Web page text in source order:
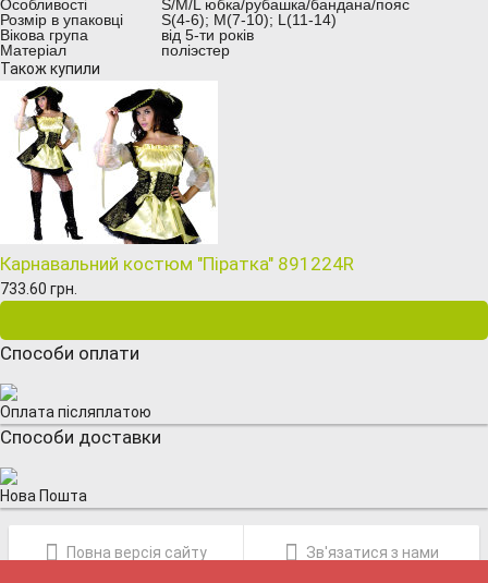
Особливості
S/M/L юбка/рубашка/бандана/пояс
Розмір в упаковці
S(4-6); M(7-10); L(11-14)
Вікова група
від 5-ти років
Матеріал
поліэстер
Також купили
Карнавальний костюм "Піратка" 891224R
733.60 грн.
Способи оплати
Оплата післяплатою
Способи доставки
Нова Пошта
Повна версія сайту Зв'язатися з нами